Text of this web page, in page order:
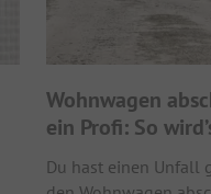
Wohnwagen
ein Profi: So
Du hast einen Unfall